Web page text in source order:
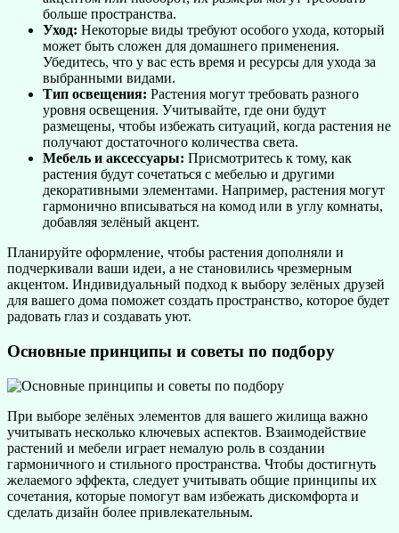
больше пространства.
Уход: Некоторые виды требуют особого ухода, который
может быть сложен для домашнего применения.
Убедитесь, что у вас есть время и ресурсы для ухода за
выбранными видами.
Тип освещения: Растения могут требовать разного
уровня освещения. Учитывайте, где они будут
размещены, чтобы избежать ситуаций, когда растения не
получают достаточного количества света.
Мебель и аксессуары: Присмотритесь к тому, как
растения будут сочетаться с мебелью и другими
декоративными элементами. Например, растения могут
гармонично вписываться на комод или в углу комнаты,
добавляя зелёный акцент.
Планируйте оформление, чтобы растения дополняли и
подчеркивали ваши идеи, а не становились чрезмерным
акцентом. Индивидуальный подход к выбору зелёных друзей
для вашего дома поможет создать пространство, которое будет
радовать глаз и создавать уют.
Основные принципы и советы по подбору
При выборе зелёных элементов для вашего жилища важно
учитывать несколько ключевых аспектов. Взаимодействие
растений и мебели играет немалую роль в создании
гармоничного и стильного пространства. Чтобы достигнуть
желаемого эффекта, следует учитывать общие принципы их
сочетания, которые помогут вам избежать дискомфорта и
сделать дизайн более привлекательным.